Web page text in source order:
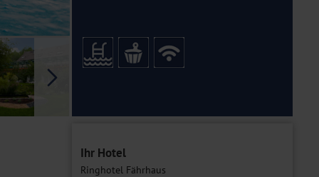
Ihr Hotel
Ringhotel Fährhaus